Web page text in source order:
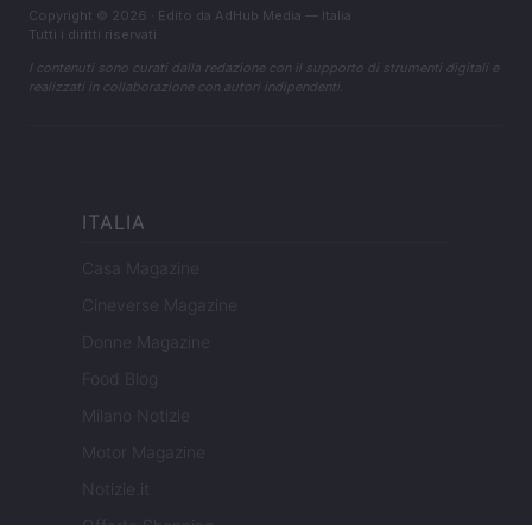
Copyright © 2026 · Edito da AdHub Media — Italia
Tutti i diritti riservati
I contenuti sono curati dalla redazione con il supporto di strumenti digitali e
realizzati in collaborazione con autori indipendenti.
ITALIA
Casa Magazine
Cineverse Magazine
Donne Magazine
Food Blog
Milano Notizie
Motor Magazine
Notizie.it